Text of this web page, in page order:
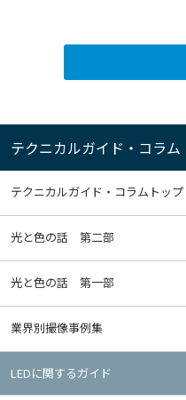
テクニカルガイド・コラム
テクニカルガイド・コラムトップ
光と色の話 第二部
光と色の話 第一部
業界別撮像事例集
LEDに関するガイド